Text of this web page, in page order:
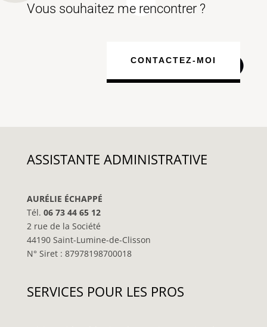
Vous souhaitez me rencontrer ?
CONTACTEZ-MOI
ASSISTANTE ADMINISTRATIVE
AURÉLIE ÉCHAPPÉ
Tél. 06 73 44 65 12
2 rue de la Société
44190 Saint-Lumine-de-Clisson
N° Siret : 87978198700018
SERVICES POUR LES PROS